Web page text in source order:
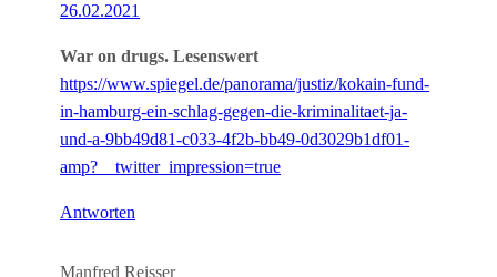
26.02.2021
War on drugs. Lesenswert
https://www.spiegel.de/panorama/justiz/kokain-fund-
in-hamburg-ein-schlag-gegen-die-kriminalitaet-ja-
und-a-9bb49d81-c033-4f2b-bb49-0d3029b1df01-
amp?__twitter_impression=true
Antworten
Manfred Reisser